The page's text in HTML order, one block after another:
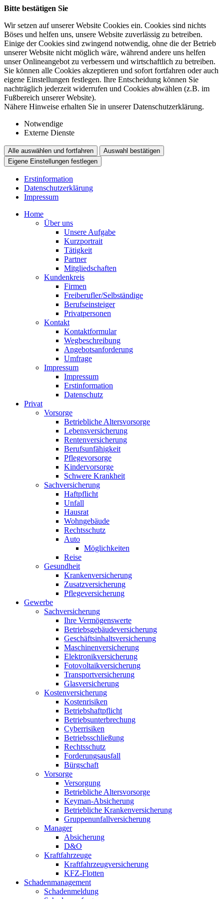
Bitte bestätigen Sie
Wir setzen auf unserer Website Cookies ein. Cookies sind nichts
Böses und helfen uns, unsere Website zuverlässig zu betreiben.
Einige der Cookies sind zwingend notwendig, ohne die der Betrieb
unserer Website nicht möglich wäre, während andere uns helfen
unser Onlineangebot zu verbessern und wirtschaftlich zu betreiben.
Sie können alle Cookies akzeptieren und sofort fortfahren oder auch
eigene Einstellungen festlegen. Ihre Entscheidung können Sie
nachträglich jederzeit widerrufen und Cookies abwählen (z.B. im
Fußbereich unserer Website).
Nähere Hinweise erhalten Sie in unserer Datenschutzerklärung.
Notwendige
Externe Dienste
Alle auswählen und fortfahren
Auswahl bestätigen
Eigene Einstellungen festlegen
Erstinformation
Datenschutzerklärung
Impressum
Home
Über uns
Unsere Aufgabe
Kurzportrait
Tätigkeit
Partner
Mitgliedschaften
Kundenkreis
Firmen
Freiberufler/Selbständige
Berufseinsteiger
Privatpersonen
Kontakt
Kontaktformular
Wegbeschreibung
Angebotsanforderung
Umfrage
Impressum
Impressum
Erstinformation
Datenschutz
Privat
Vorsorge
Betriebliche Altersvorsorge
Lebensversicherung
Rentenversicherung
Berufsunfähigkeit
Pflegevorsorge
Kindervorsorge
Schwere Krankheit
Sachversicherung
Haftpflicht
Unfall
Hausrat
Wohngebäude
Rechtsschutz
Auto
Möglichkeiten
Reise
Gesundheit
Krankenversicherung
Zusatzversicherung
Pflegeversicherung
Gewerbe
Sachversicherung
Ihre Vermögenswerte
Betriebsgebäudeversicherung
Geschäftsinhaltsversicherung
Maschinenversicherung
Elektronikversicherung
Fotovoltaikversicherung
Transportversicherung
Glasversicherung
Kostenversicherung
Kostenrisiken
Betriebshaftpflicht
Betriebsunterbrechung
Cyberrisiken
Betriebsschließung
Rechtsschutz
Forderungsausfall
Bürgschaft
Vorsorge
Versorgung
Betriebliche Altersvorsorge
Keyman-Absicherung
Betriebliche Krankenversicherung
Gruppenunfallversicherung
Manager
Absicherung
D&O
Kraftfahrzeuge
Kraftfahrzeugversicherung
KFZ-Flotten
Schadenmanagement
Schadenmeldung